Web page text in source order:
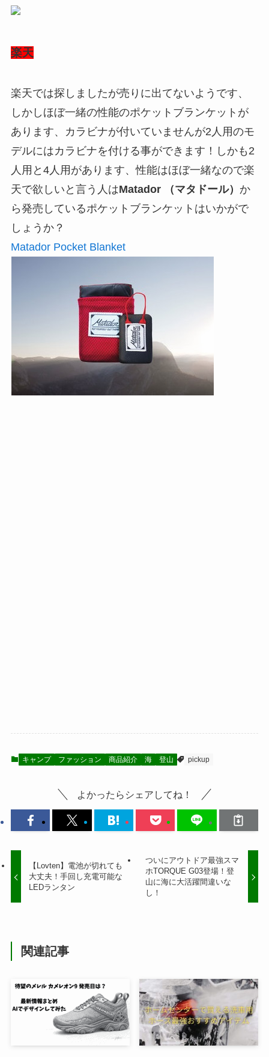
楽天
楽天では探しましたが売りに出てないようです、
しかしほぼ一緒の性能のポケットブランケットが
あります、カラビナが付いていませんが2人用のモ
デルにはカラビナを付ける事ができます！しかも2
人用と4人用があります、性能はほぼ一緒なので楽
天で欲しいと言う人はMatador （マタドール） か
ら発売しているポケットブランケットはいかがで
しょうか？
Matador Pocket Blanket
キャンプ ファッション 商品紹介 海 登山 pickup
よかったらシェアしてね！
【Lovten】電池が切れても
大丈夫！手回し充電可能な
LEDランタン
ついにアウトドア最強スマ
ホTORQUE G03登場！登
山に海に大活躍間違いな
し！
関連記事